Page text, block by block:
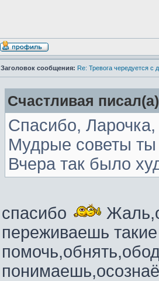
Заголовок сообщения: Re: Тревога чередуется с
Счастливая
Спасибо,
Мудрые советы
Вчера так было
спасибо
переживаешь